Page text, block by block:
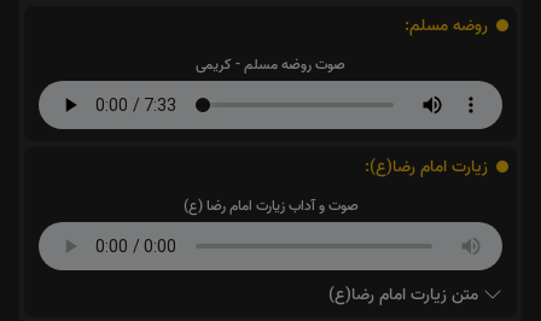
روضه مسلم:
صوت روضه مسلم - کریمی
زیارت امام رضا(ع):
صوت و آداب زیارت امام رضا (ع)
متن زیارت امام رضا(ع)